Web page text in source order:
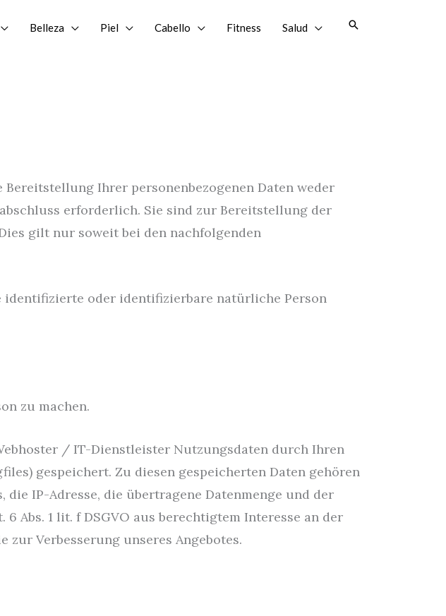
Belleza Piel Cabello Fitness Salud
Buscar
Ihrer personenbezogenen Daten weder
erforderlich. Sie sind zur Bereitstellung der
gilt nur soweit bei den nachfolgenden
identifizierte oder identifizierbare natürliche Person
zu machen.
/ IT-Dienstleister Nutzungsdaten durch Ihren
gespeichert. Zu diesen gespeicherten Daten gehören
IP-Adresse, die übertragene Datenmenge und der
Abs. 1 lit. f DSGVO aus berechtigtem Interesse an der
Verbesserung unseres Angebotes.